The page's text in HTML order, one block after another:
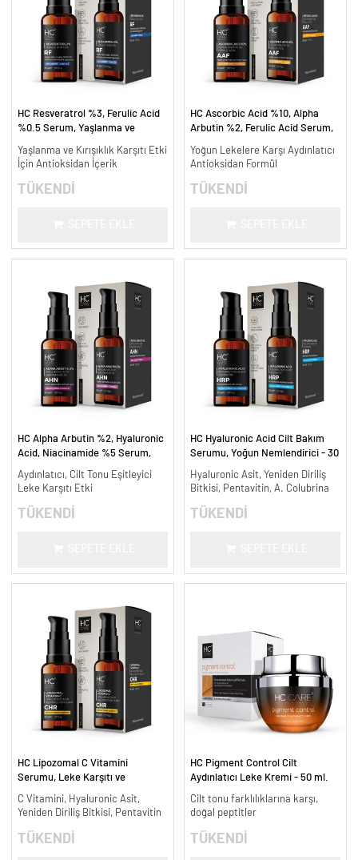
HC Resveratrol %3, Ferulic Acid
%0.5 Serum, Yaşlanma ve
Yaşlanma ve Kırışıklık Karşıtı Etki
İçin Antioksidan İçerik
TÜKENDİ
HC Ascorbic Acid %10, Alpha
Arbutin %2, Ferulic Acid Serum,
ml.
Yoğun Lekelere Karşı Aydınlatıcı
Antioksidan Formül
TÜKENDİ
HC Alpha Arbutin %2, Hyaluronic
Acid, Niacinamide %5 Serum,
ml.
Aydınlatıcı, Cilt Tonu Eşitleyici
Leke Karşıtı Etki
TÜKENDİ
HC Hyaluronic Acid Cilt Bakım
Serumu, Yoğun Nemlendirici - 30
Hyaluronic Asit, Yeniden Diriliş
Bitkisi, Pentavitin, A. Colubrina
TÜKENDİ
HC Lipozomal C Vitamini
Serumu, Leke Karşıtı ve
C Vitamini, Hyaluronic Asit,
Yeniden Diriliş Bitkisi, Pentavitin
TÜKENDİ
HC Pigment Control Cilt
Aydınlatıcı Leke Kremi - 50 ml.
Cilt tonu farklılıklarına karşı,
doğal peptitler
TÜKENDİ